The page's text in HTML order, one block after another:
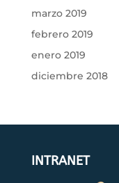
marzo 2019
febrero 2019
enero 2019
diciembre 2018
INTRANET